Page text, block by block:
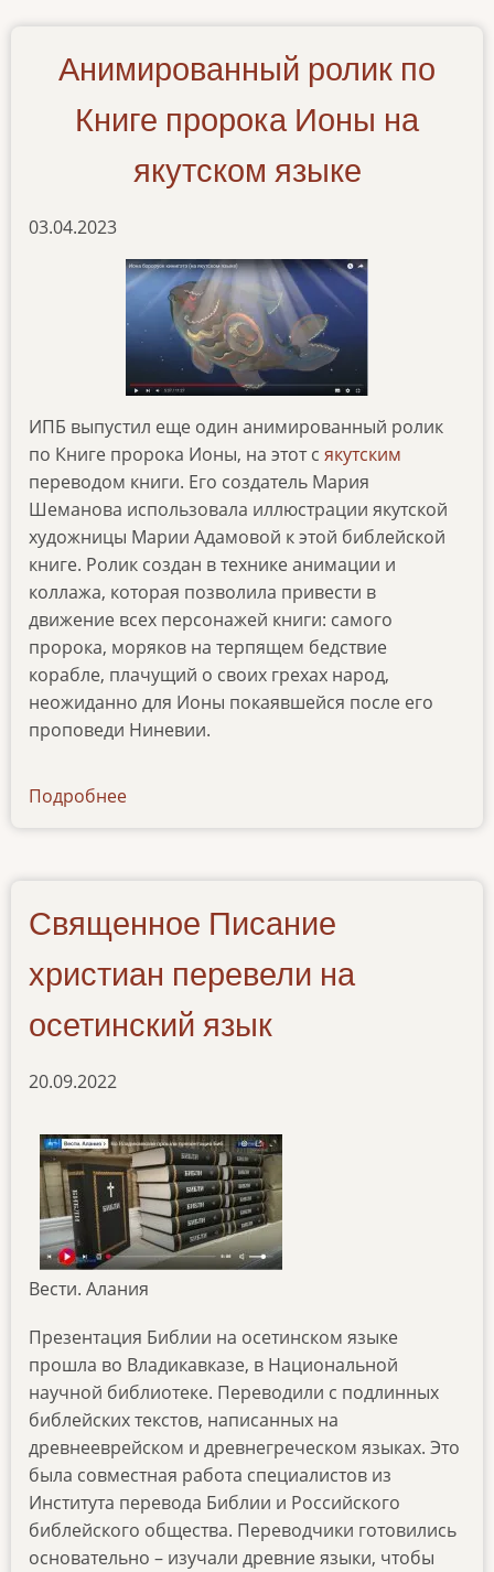
22062023
Анимированный ролик по
Книге пророка Ионы на
якутском языке
03.04.2023
ИПБ выпустил еще один анимированный ролик
по Книге пророка Ионы, на этот с якутским
переводом книги. Его создатель Мария
Шеманова использовала иллюстрации якутской
художницы Марии Адамовой к этой библейской
книге. Ролик создан в технике анимации и
коллажа, которая позволила привести в
движение всех персонажей книги: самого
пророка, моряков на терпящем бедствие
корабле, плачущий о своих грехах народ,
неожиданно для Ионы покаявшейся после его
проповеди Ниневии.
Подробнее
31032023
Священное Писание
христиан перевели на
осетинский язык
20.09.2022
Вести. Алания
Презентация Библии на осетинском языке
прошла во Владикавказе, в Национальной
научной библиотеке. Переводили с подлинных
библейских текстов, написанных на
древнееврейском и древнегреческом языках. Это
была совместная работа специалистов из
Института перевода Библии и Российского
библейского общества. Переводчики готовились
основательно – изучали древние языки, чтобы